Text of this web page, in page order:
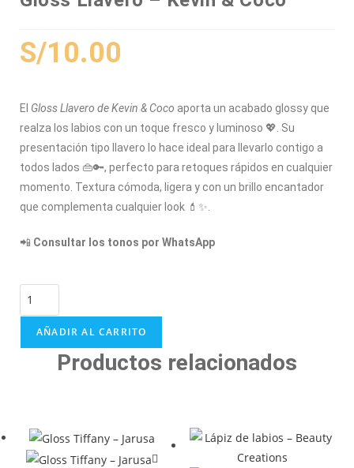
S/10.00
El Gloss Llavero de Kevin & Coco aporta un acabado glossy que
realza los labios con un toque fresco y luminoso 💖. Su
presentación tipo llavero lo hace ideal para llevarlo contigo a
todos lados 👜🔑, perfecto para retoques rápidos en cualquier
momento. Textura cómoda, ligera y con un brillo encantador
que complementa cualquier look 💄✨.
📲 Consultar los tonos por WhatsApp
AÑADIR AL CARRITO
Productos relacionados